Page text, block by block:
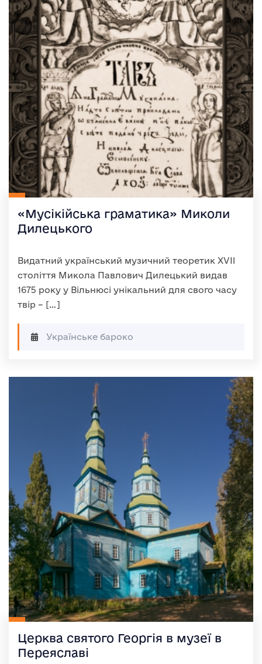
«Мусікійська граматика» Миколи
Дилецького
Видатний український музичний теоретик XVII
століття Микола Павлович Дилецький видав
1675 року у Вільнюсі унікальний для свого часу
твір – […]
Українське бароко
Церква святого Георгія в музеї в
Переяславі